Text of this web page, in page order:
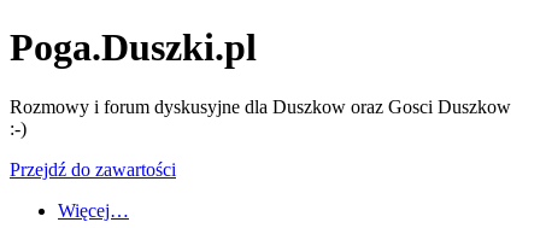
Poga.Duszki.pl
Rozmowy i forum dyskusyjne dla Duszkow oraz Gosci Duszkow
:-)
Przejdź do zawartości
Więcej…